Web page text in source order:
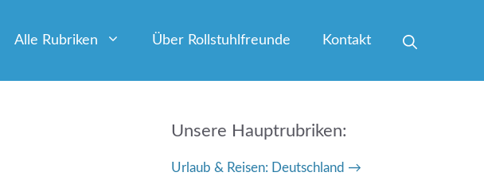
Alle Rubriken Über Rollstuhlfreunde Kontakt
Unsere Hauptrubriken:
Urlaub & Reisen: Deutschland